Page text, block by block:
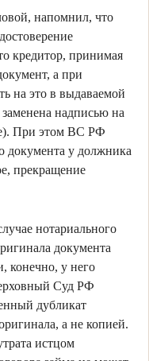
напомнил, что
кредитор, принимая
а при
на это в выдаваемой
надписью на
При этом ВС РФ
документа у должника
прекращение
нотариального
документа
конечно, у него
Суд РФ
дубликат
а не копией.
истцом